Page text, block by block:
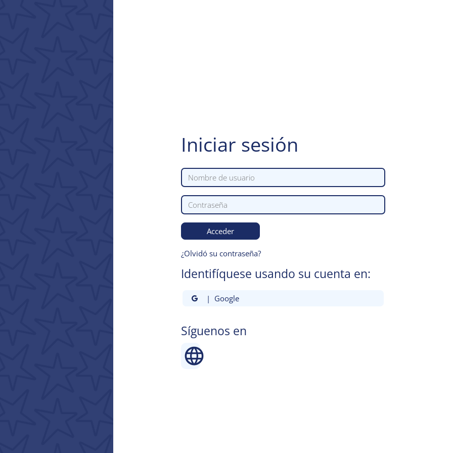
Iniciar sesión
Nombre de usuario
Contraseña
Acceder
¿Olvidó su contraseña?
Identifíquese usando su cuenta en:
| Google
Síguenos en